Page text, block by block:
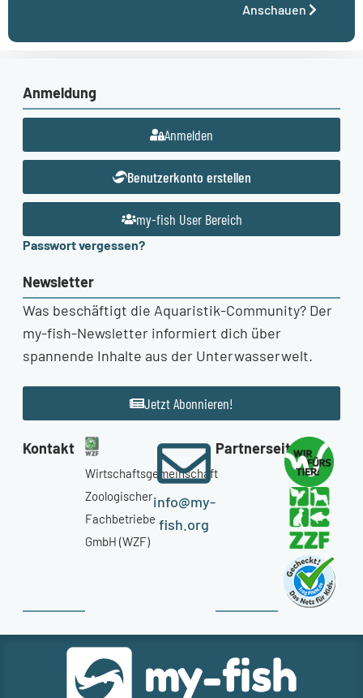
Anschauen
Anmeldung
Anmelden
Benutzerkonto erstellen
my-fish User Bereich
Passwort vergessen?
Newsletter
Was beschäftigt die Aquaristik-Community? Der
my-fish-Newsletter informiert dich über
spannende Inhalte aus der Unterwasserwelt.
Jetzt Abonnieren!
Kontakt
Wirtschaftsgemeinschaft
Zoologischer
Fachbetriebe
GmbH (WZF)
info@my-
fish.org
Partnerseiten